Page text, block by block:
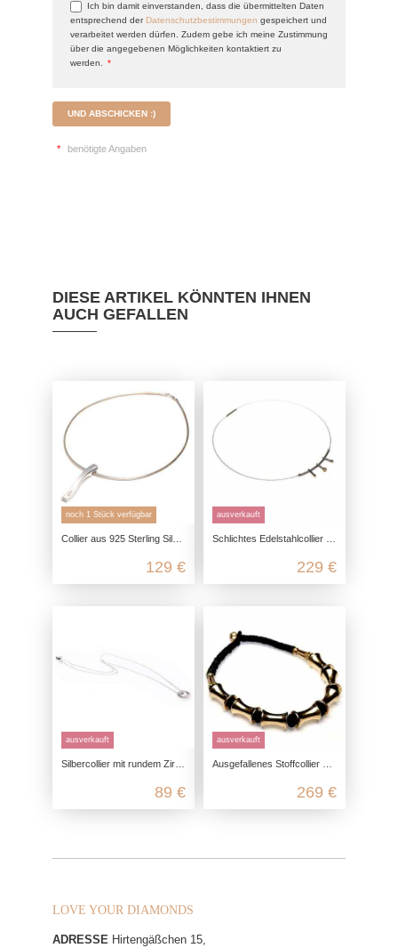
Ich bin damit einverstanden, dass die übermittelten Daten
entsprechend der Datenschutzbestimmungen gespeichert und
verarbeitet werden dürfen. Zudem gebe ich meine Zustimmung
über die angegebenen Möglichkeiten kontaktiert zu
werden.
*
UND ABSCHICKEN :)
* benötigte Angaben
DIESE ARTIKEL KÖNNTEN IHNEN
AUCH GEFALLEN
noch 1 Stück verfügbar
Collier aus 925 Sterling Silber, seidenmatt poliert mit Zirkonia
129 €
ausverkauft
Schlichtes Edelstahlcollier mit drei Goldanhängern und Zirkonia
229 €
ausverkauft
Silbercollier mit rundem Zirkoniaanhänger
89 €
ausverkauft
Ausgefallenes Stoffcollier mit vergoldeter Silberverzierung
269 €
LOVE YOUR DIAMONDS
ADRESSE Hirtengäßchen 15,